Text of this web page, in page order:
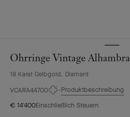
Ohrringe Vintage Alhambra
18 Karat Gelbgold, Diamant
VCARA44700
Produktbeschreibung
€ 14'400Einschließlich Steuern